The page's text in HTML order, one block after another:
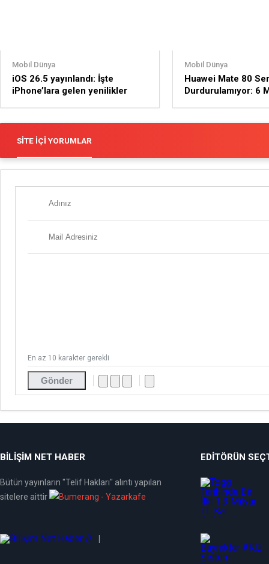
Mobil Dünya
iOS 26.5 yayınlandı: İşte
iPhone’lara gelen yenilikler
Mobil Dünya
Huawei Mate 80
Durdurulamıyor: 6
SITE İÇI YORUMLAR
Gönder
En az 10 karakter gerekli
BİLİŞİM NET HABER
Bütün yayınların "Telif Hakları" alıntı yapılan
sitelere aittir
|
EDITÖRÜN